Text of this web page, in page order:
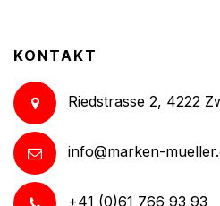
KONTAKT
Riedstrasse 2, 4222
info@marken-
+41 (0)61 766 93 93